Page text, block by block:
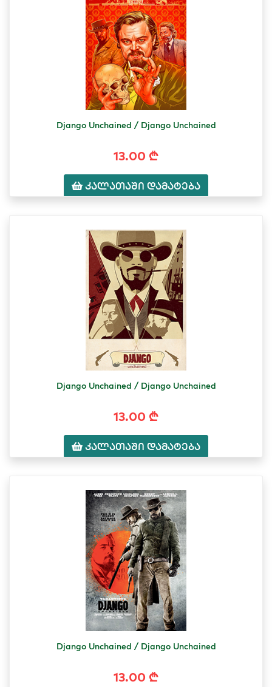
Django Unchained / Django Unchained
13.00 ₾
კალათაში დამატება
Django Unchained / Django Unchained
13.00 ₾
კალათაში დამატება
Django Unchained / Django Unchained
13.00 ₾